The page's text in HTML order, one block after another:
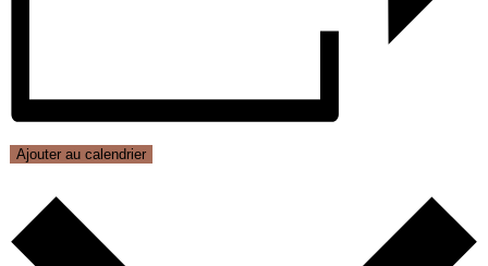
Ajouter au calendrier